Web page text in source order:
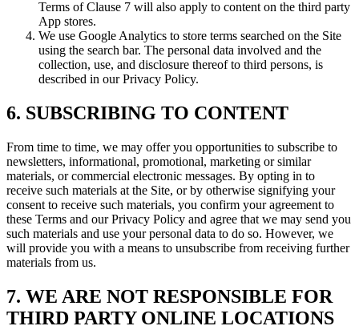
Terms of Clause 7 will also apply to content on the third party
App stores.
We use Google Analytics to store terms searched on the Site
using the search bar. The personal data involved and the
collection, use, and disclosure thereof to third persons, is
described in our Privacy Policy.
6. SUBSCRIBING TO CONTENT
From time to time, we may offer you opportunities to subscribe to
newsletters, informational, promotional, marketing or similar
materials, or commercial electronic messages. By opting in to
receive such materials at the Site, or by otherwise signifying your
consent to receive such materials, you confirm your agreement to
these Terms and our Privacy Policy and agree that we may send you
such materials and use your personal data to do so. However, we
will provide you with a means to unsubscribe from receiving further
materials from us.
7. WE ARE NOT RESPONSIBLE FOR
THIRD PARTY ONLINE LOCATIONS